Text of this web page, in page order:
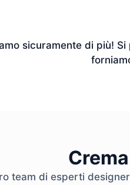
sicuramente di più!
team di esperti